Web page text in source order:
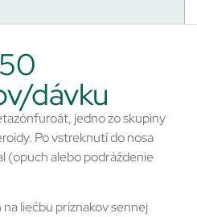
dávku
jedno zo skupiny
Po vstreknutí do nosa
(opuch alebo podráždenie
liečbu príznakov sennej